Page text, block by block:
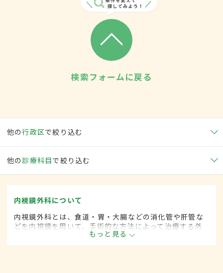
検索フォームに戻る
他の行政区で絞り込む
他の 診療科目で絞り込む
内視鏡外科について
内視鏡外科とは、食道・胃・大腸などの消化管や肝管な
どを内視鏡を用いて、手術的な方法によって治療する外
科の一領域です。胃がん、大腸がん、肺がん、甲状腺が
ん、肝臓がんなどさまざまな領域に広がってきていま
もっと見る